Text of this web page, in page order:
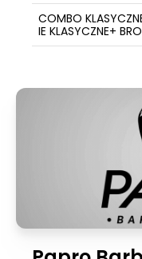
COMBO
IE KLASYCZNE+